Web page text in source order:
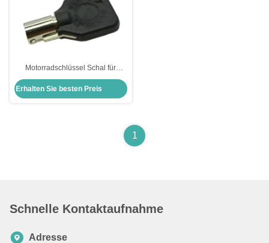
Motorradschlüssel Schal für
Harley Shell Schwarzer leerer
Schlüssel für US H-arley Motorrad
Erhalten Sie besten Preis
1
Schnelle Kontaktaufnahme
Adresse